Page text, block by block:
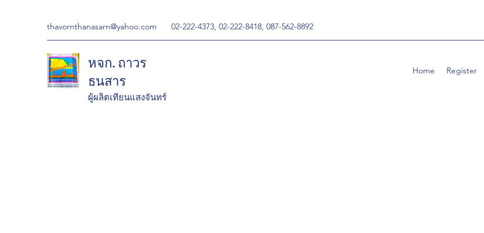
thavornthanasarn@yahoo.com 02-222-4373, 02-222-8418, 087-562-8892
หจก. ถาวร
ธนสาร
ผู้ผลิตเทียนแสงจันทร์
Home Register